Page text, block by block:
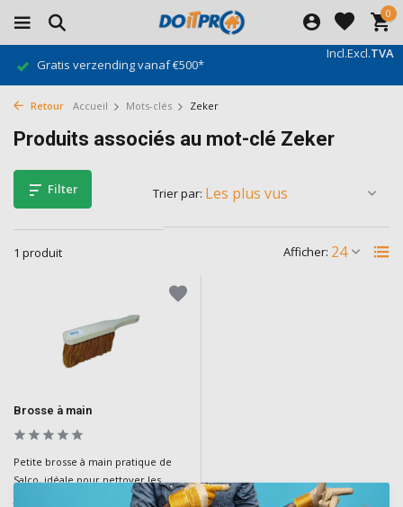
0
Incl.Excl.TVA
Gratis verzending vanaf €500*
Retour Accueil Mots-clés Zeker
Produits associés au mot-clé Zeker
Filter
1 produit Afficher:
Trier par:
Brosse à main
Petite brosse à main pratique de
Salco, idéale pour nettoyer les
joints et les petites surfaces.